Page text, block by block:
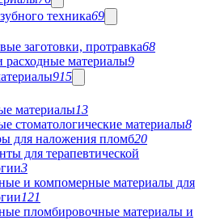
техника69
заготовки, протравка68
расходные материалы9
915
материалы13
стоматологические материалы8
для наложения пломб20
для терапевтической
3
и компомерные материалы для
121
пломбировочные материалы и